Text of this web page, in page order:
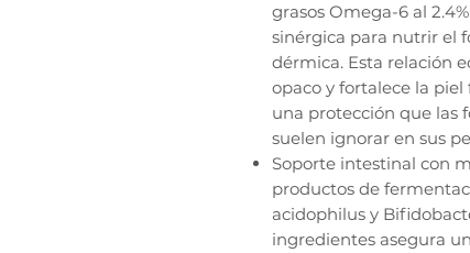
grasos Omega-6 al
sinérgica para nutrir el
dérmica. Esta relación
opaco y fortalece la
una protección que las
suelen ignorar en sus
Soporte intestinal con
productos de
acidophilus y
ingredientes asegura